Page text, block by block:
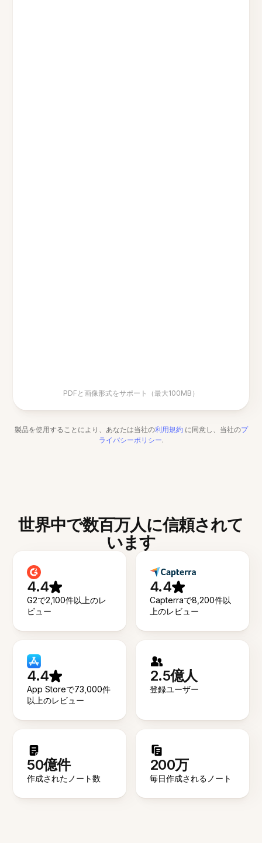
PDFと画像形式をサポート（最大100MB）
製品を使用することにより、あなたは当社の利用規約 に同意し、当社のプ
ライバシーポリシー.
世界中で数百万人に信頼されて
います
4.4
G2で2,100件以上のレ
ビュー
4.4
Capterraで8,200件以
上のレビュー
4.4
App Storeで73,000件
以上のレビュー
2.5億人
登録ユーザー
50億件
作成されたノート数
200万
毎日作成されるノート